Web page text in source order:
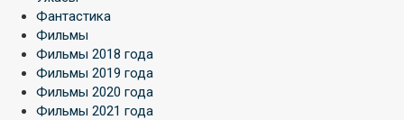
Фантастика
Фильмы
Фильмы 2018 года
Фильмы 2019 года
Фильмы 2020 года
Фильмы 2021 года